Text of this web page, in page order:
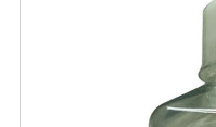
存：-15℃―-20℃有效期
逐步解冻法（ -20℃→2-
使血清质量不会受到影响